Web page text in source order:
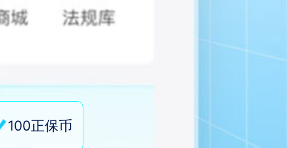
100正保币